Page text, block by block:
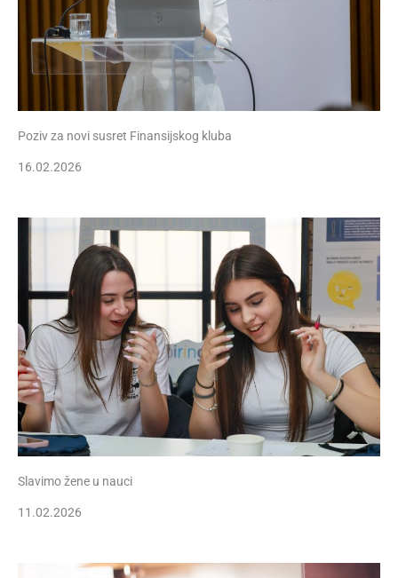
Poziv za novi susret Finansijskog kluba
16.02.2026
Slavimo žene u nauci
11.02.2026